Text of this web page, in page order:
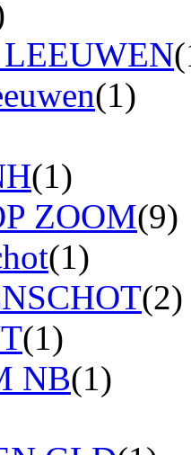
(1)
(1)
ZOOM(9)
(1)
(2)
(1)
NB(1)